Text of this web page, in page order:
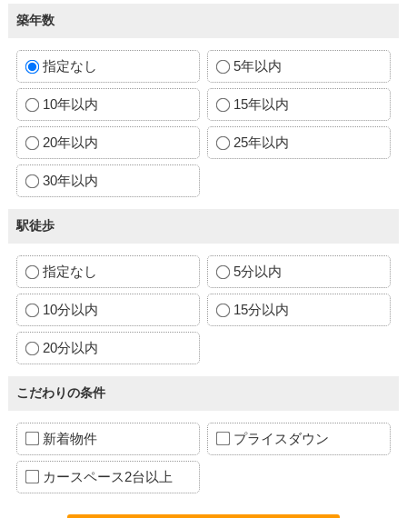
築年数
指定なし 5年以内
10年以内 15年以内
20年以内 25年以内
30年以内
駅徒歩
指定なし 5分以内
10分以内 15分以内
20分以内
こだわりの条件
新着物件 プライスダウン
カースペース2台以上